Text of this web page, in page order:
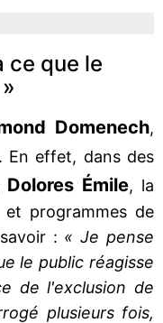
ce que le
Domenech,
En effet, dans des
Dolores Émile, la
et programmes de
: « Je pense
le public réagisse
de l'exclusion de
plusieurs fois,